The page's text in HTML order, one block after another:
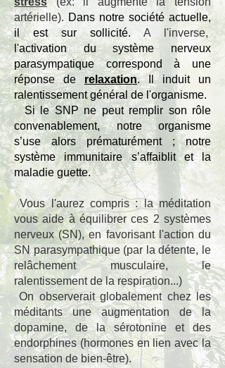
artérielle). Dans notre société actuelle,
il est sur sollicité. A l'inverse,
l'activation du système nerveux
parasympatique correspond à une
réponse de
relaxation.Il induit un
ralentissement général de l'organisme.
Si le SNP ne peut remplir son rôle
convenablement, notre organisme
s’use alors prématurément ; notre
système immunitaire s’affaiblit et la
maladie guette.
Vous l'aurez compris : la méditation
vous aide à équilibrer ces 2 systèmes
nerveux (SN), en favorisant l'action du
SN parasympathique (par la détente, le
relâchement musculaire, le
ralentissement de la respiration...)
On observerait globalement chez les
méditants une augmentation de la
dopamine, de la sérotonine et des
endorphines (hormones en lien avec la
sensation de bien-être).